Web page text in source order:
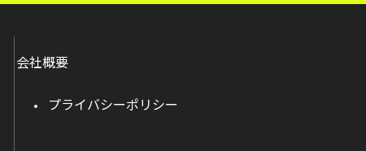
会社概要
プライバシーポリシー